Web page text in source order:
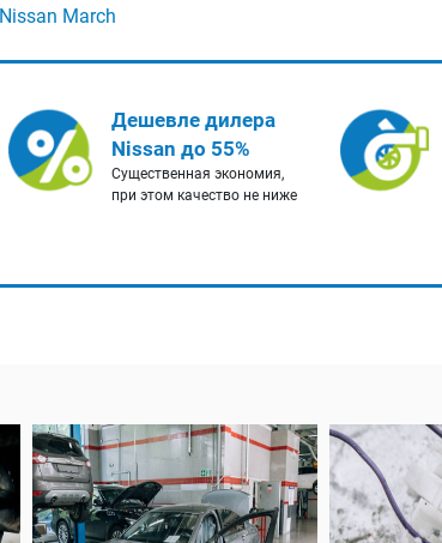
Nissan March
Дешевле дилера
Nissan до 55%
Существенная экономия,
при этом качество не ниже